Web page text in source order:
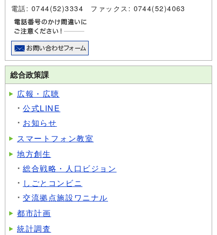
電話: 0744(52)3334 ファックス: 0744(52)4063
総合政策課
広報・広聴
公式LINE
お知らせ
スマートフォン教室
地方創生
総合戦略・人口ビジョン
しごとコンビニ
交流拠点施設ワニナル
都市計画
統計調査